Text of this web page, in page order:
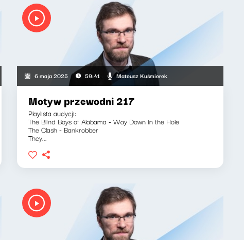
6 maja 2025 59:41 Mateusz Kuśmierek
Motyw przewodni 217
Playlista audycji:
The Blind Boys of Alabama - Way Down in the Hole
The Clash - Bankrobber
They...